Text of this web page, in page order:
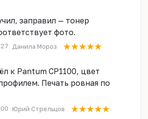
заправил — тонер
фото.
Данила Мороз
к Pantum CP1100, цвет
Печать ровная по
Юрий Стрельцов